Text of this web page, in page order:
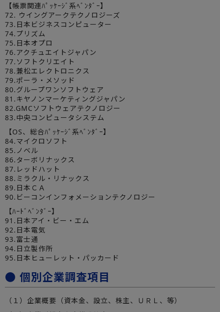
【帳票関連ﾊﾟｯｹｰｼﾞ系ﾍﾞﾝﾀﾞｰ】
72. ウイングアークテクノロジーズ
73.日本ビジネスコンピューター
74.プリズム
75.日本オプロ
76.アクチュエイトジャパン
77.ソフトクリエイト
78.兼松エレクトロニクス
79.ポーラ・メソッド
80.グループワンソフトウェア
81.キヤノンマーケティングジャパン
82.GMCソフトウェアテクノロジー
83.中央コンピュータシステム
【OS、総合ﾊﾟｯｹｰｼﾞ系ﾍﾞﾝﾀﾞｰ】
84.マイクロソフト
85.ノベル
86.ターボリナックス
87.レッドハット
88.ミラクル・リナックス
89.日本ＣＡ
90.ビーコンインフォメーションテクノロジー
【ﾊｰﾄﾞﾍﾞﾝﾀﾞｰ】
91.日本アイ・ビー・エム
92.日本電気
93.富士通
94.日立製作所
95.日本ヒューレット・パッカード
● 個別企業調査項目
（１）企業概要（資本金、設立、株主、ＵＲＬ、等）